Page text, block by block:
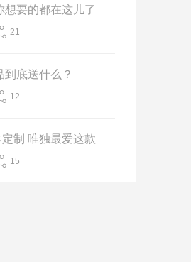
想要的都在这儿了
21
到底送什么？
12
制 唯独最爱这款
15